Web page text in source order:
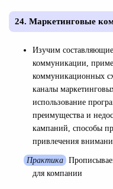
24. Маркетинговые
Изучим составляющие
коммуникации,
коммуникационных
каналы
использование
преимущества и
кампаний, способы
привлечения
Практика
для компании